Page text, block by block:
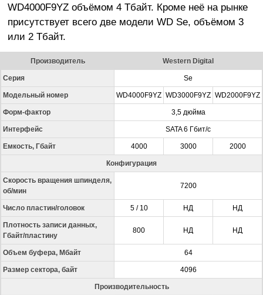
WD4000F9YZ объёмом 4 Тбайт. Кроме неё на рынке
присутствует всего две модели WD Se, объёмом 3
или 2 Тбайт.
Производитель Western Digital
Серия Se
Модельный номер WD4000F9YZ WD3000F9YZ WD2000F9YZ
Форм-фактор 3,5 дюйма
Интерфейс SATA 6 Гбит/с
Емкость, Гбайт 4000 3000 2000
Конфигурация
Скорость вращения шпинделя,
об/мин
7200
Число пластин/головок 5 / 10 НД НД
Плотность записи данных,
Гбайт/пластину
800 НД НД
Объем буфера, Мбайт 64
Размер сектора, байт 4096
Производительность